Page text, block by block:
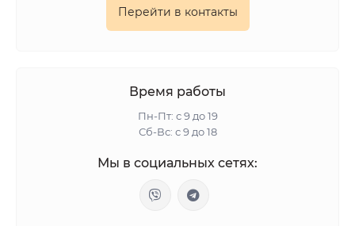
Перейти в контакты
Время работы
Пн-Пт: с 9 до 19
Сб-Вс: с 9 до 18
Мы в социальных сетях: